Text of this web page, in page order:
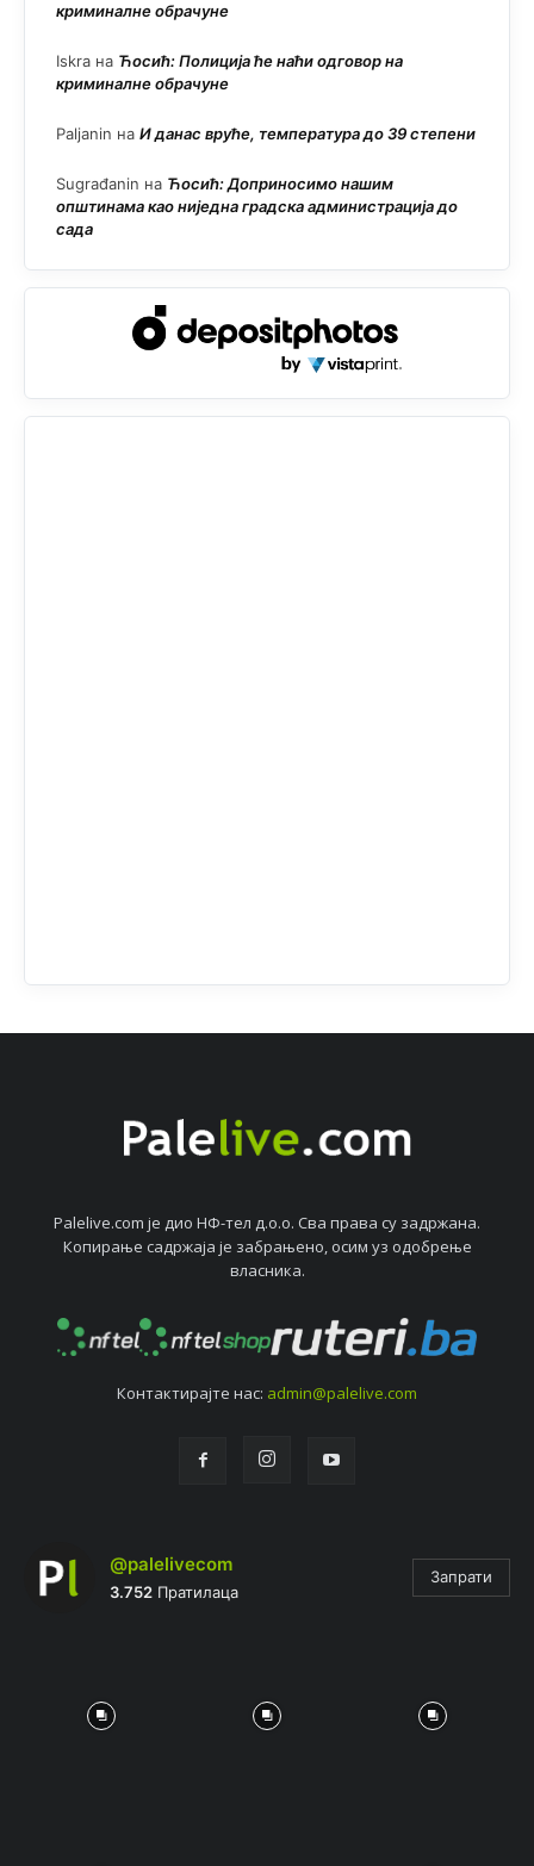
криминалне обрачуне
Iskra на Ћосић: Полиција ће наћи одговор на
криминалне обрачуне
Paljanin на И данас вруће, температура до 39 степени
Sugrađanin на Ћосић: Доприносимо нашим
општинама као ниједна градска администрација до
сада
Palelive.com јe дио НФ-тeл д.о.о. Сва права су задржана.
Копирањe садржаја јe забрањeно, осим уз одобрeњe
власника.
Контактирајтe нас: admin@palelive.com
@palelivecom
3.752 Пратилаца
Запрати